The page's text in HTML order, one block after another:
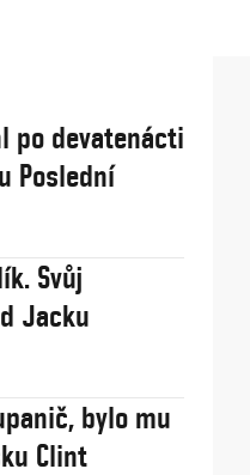
po devatenácti
Poslední
Svůj
Jacku
bylo mu